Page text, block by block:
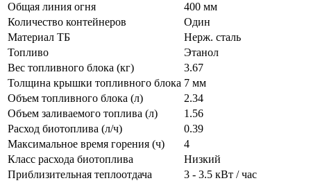
Общая линия огня
400 мм
Количество контейнеров
Один
Материал ТБ
Нерж. сталь
Топливо
Этанол
Вес топливного блока (кг)
3.67
Толщина крышки топливного блока 7 мм
Объем топливного блока (л)
2.34
Объем заливаемого топлива (л)
1.56
Расход биотоплива (л/ч)
0.39
Максимальное время горения (ч)
4
Класс расхода биотоплива
Низкий
Приблизительная теплоотдача
3 - 3.5 кВт / час